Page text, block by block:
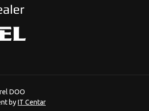
DOO
byIT Centar